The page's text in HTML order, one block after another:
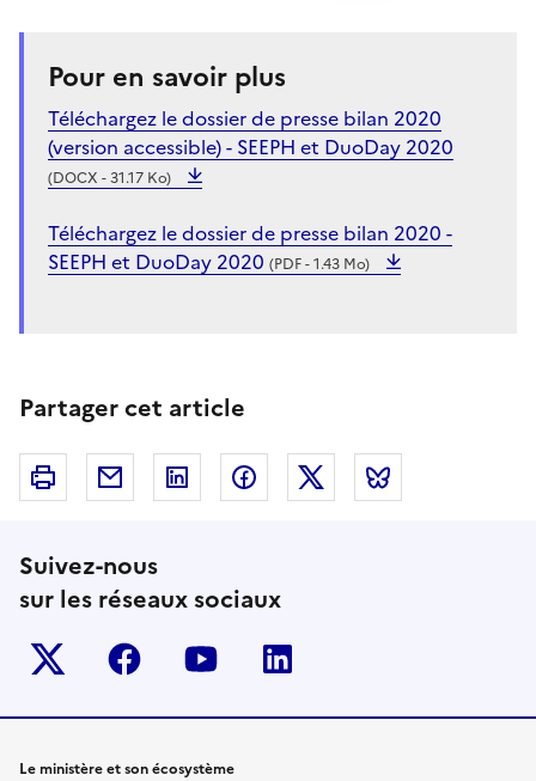
Pour en savoir plus
Téléchargez le dossier de presse bilan 2020
(version accessible) - SEEPH et DuoDay 2020
(DOCX - 31.17 Ko)
Téléchargez le dossier de presse bilan 2020 -
SEEPH et DuoDay 2020 (PDF - 1.43 Mo)
Partager cet article
Imprimer Courriel Linkedin FacebookTwitter
Suivez-nous
sur les réseaux sociaux
Twitter-x facebook youtube
Le ministère et son écosystème